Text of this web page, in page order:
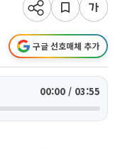
구글 선호매체 추가
00:00 / 03:55